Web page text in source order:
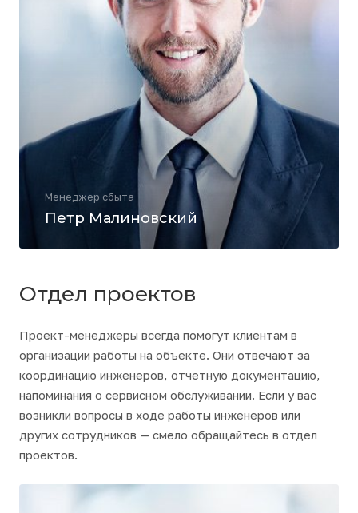
Менеджер сбыта
Петр Малиновский
Отдел проектов
Проект-менеджеры всегда помогут клиентам в
организации работы на объекте. Они отвечают за
координацию инженеров, отчетную документацию,
напоминания о сервисном обслуживании. Если у вас
возникли вопросы в ходе работы инженеров или
других сотрудников — смело обращайтесь в отдел
проектов.